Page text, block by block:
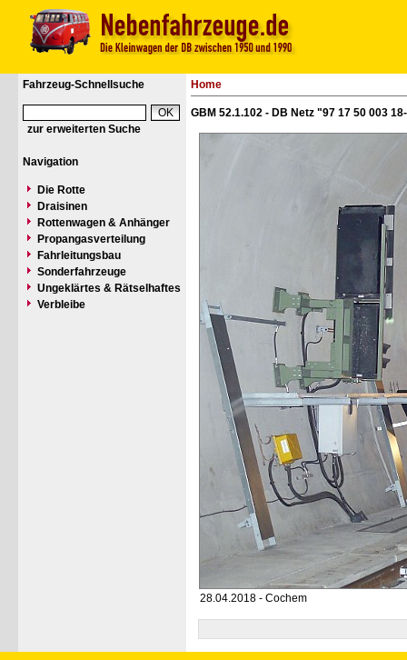
Fahrzeug-Schnellsuche
zur erweiterten Suche
Navigation
Die Rotte
Draisinen
Rottenwagen & Anhänger
Propangasverteilung
Fahrleitungsbau
Sonderfahrzeuge
Ungeklärtes & Rätselhaftes
Verbleibe
Home
GBM 52.1.102 - DB Netz "97 17 50 003
28.04.2018 - Cochem